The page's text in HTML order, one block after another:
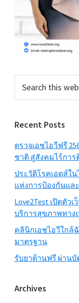
this
website
Recent Posts
ตรวจเอชไอวีฟรี
ชาติ สู่สังคมไร้การ
ประวัติโรคเอดส์ใ
แห่งการป้องกันแล
Love2Test เปิดตัว
บริการสุขภาพทาง
คลินิกเอชไอวีใกล้
มาตรฐาน
รับยาต้านฟรี ผ่าน
Archives